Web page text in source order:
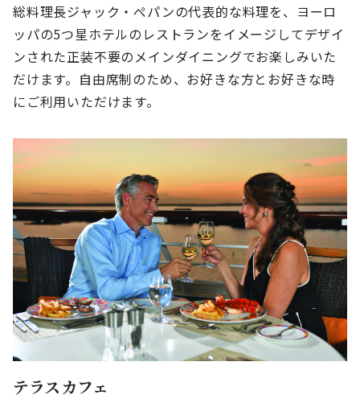
総料理長ジャック・ぺパンの代表的な料理を、ヨーロ
ッパの5つ星ホテルのレストランをイメージしてデザイ
ンされた正装不要のメインダイニングでお楽しみいた
だけます。自由席制のため、お好きな方とお好きな時
にご利用いただけます。
テラスカフェ